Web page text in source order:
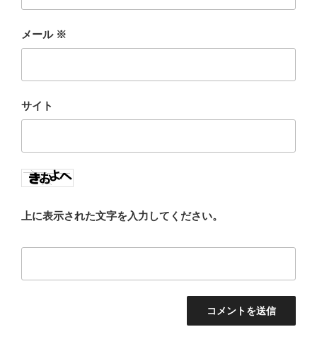
メール ※
サイト
上に表示された文字を入力してください。